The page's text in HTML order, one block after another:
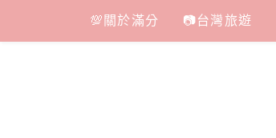
content
💯關於滿分 📷台灣旅遊